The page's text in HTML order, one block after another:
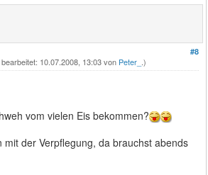
#8
10.07.2008, 13:03 von Peter_ .)
vom vielen Eis bekommen?
mit der Verpflegung, da brauchst abends